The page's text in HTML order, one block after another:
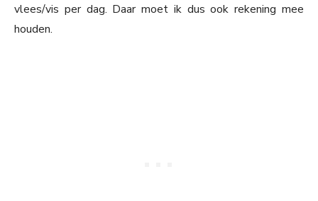
vlees/vis per dag. Daar moet ik dus ook rekening mee
houden.